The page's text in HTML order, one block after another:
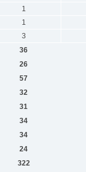
1
1
3
36
26
57
32
31
34
34
24
322